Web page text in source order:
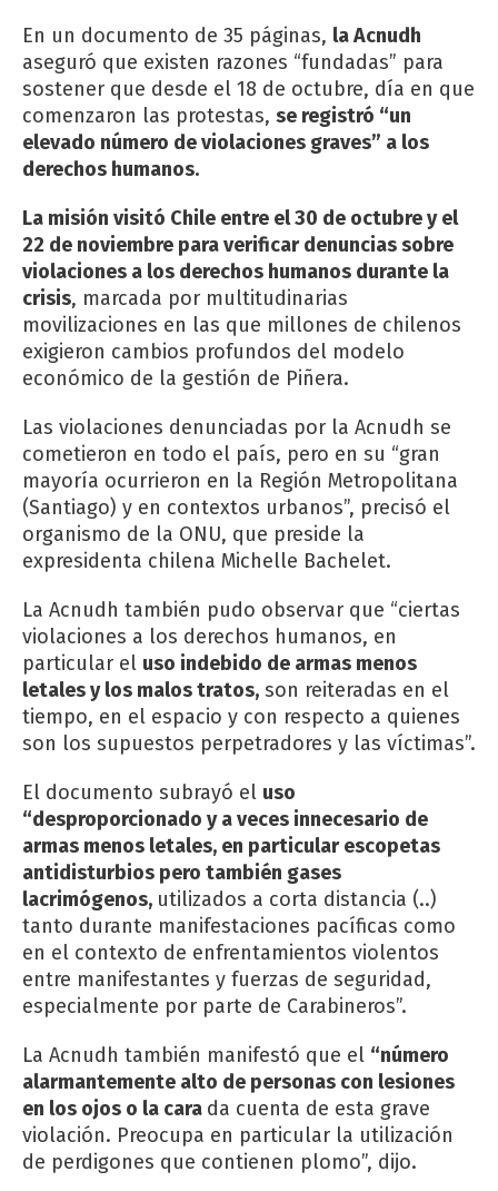
En un documento de 35 páginas, la Acnudh
aseguró que existen razones “fundadas” para
sostener que desde el 18 de octubre, día en que
comenzaron las protestas, se registró “un
elevado número de violaciones graves” a los
derechos humanos.
La misión visitó Chile entre el 30 de octubre y el
22 de noviembre para verificar denuncias sobre
violaciones a los derechos humanos durante la
crisis, marcada por multitudinarias
movilizaciones en las que millones de chilenos
exigieron cambios profundos del modelo
económico de la gestión de Piñera.
Las violaciones denunciadas por la Acnudh se
cometieron en todo el país, pero en su “gran
mayoría ocurrieron en la Región Metropolitana
(Santiago) y en contextos urbanos”, precisó el
organismo de la ONU, que preside la
expresidenta chilena Michelle Bachelet.
La Acnudh también pudo observar que “ciertas
violaciones a los derechos humanos, en
particular el uso indebido de armas menos
letales y los malos tratos, son reiteradas en el
tiempo, en el espacio y con respecto a quienes
son los supuestos perpetradores y las víctimas”.
El documento subrayó el uso
“desproporcionado y a veces innecesario de
armas menos letales, en particular escopetas
antidisturbios pero también gases
lacrimógenos, utilizados a corta distancia (..)
tanto durante manifestaciones pacíficas como
en el contexto de enfrentamientos violentos
entre manifestantes y fuerzas de seguridad,
especialmente por parte de Carabineros”.
La Acnudh también manifestó que el “número
alarmantemente alto de personas con lesiones
en los ojos o la cara da cuenta de esta grave
violación. Preocupa en particular la utilización
de perdigones que contienen plomo”, dijo.